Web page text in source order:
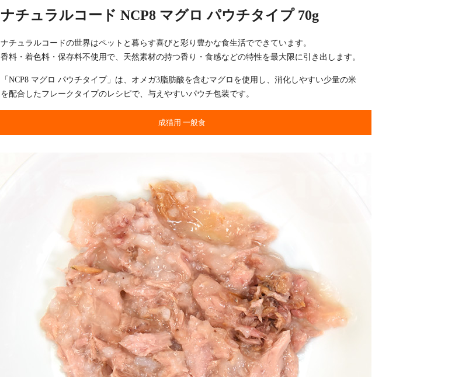
ナチュラルコード NCP8 マグロ パウチタイプ 70g
ナチュラルコードの世界はペットと暮らす喜びと彩り豊かな食生活でできています。
香料・着色料・保存料不使用で、天然素材の持つ香り・食感などの特性を最大限に引き出します。
「NCP8 マグロ パウチタイプ」は、オメガ3脂肪酸を含むマグロを使用し、消化しやすい少量の米
を配合したフレークタイプのレシピで、与えやすいパウチ包装です。
成猫用 一般食